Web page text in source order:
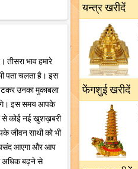
तीसरा भाव हमारे
पता चलता है। इस
उनका मुकाबला
इस समय आपके
से कोई नई खुशख़बरी
जीवन साथी को भी
पसंद आएगा और आप
अधिक बढ़ने से
यन्त्र खरीदें
फेंगशुई खरीदें